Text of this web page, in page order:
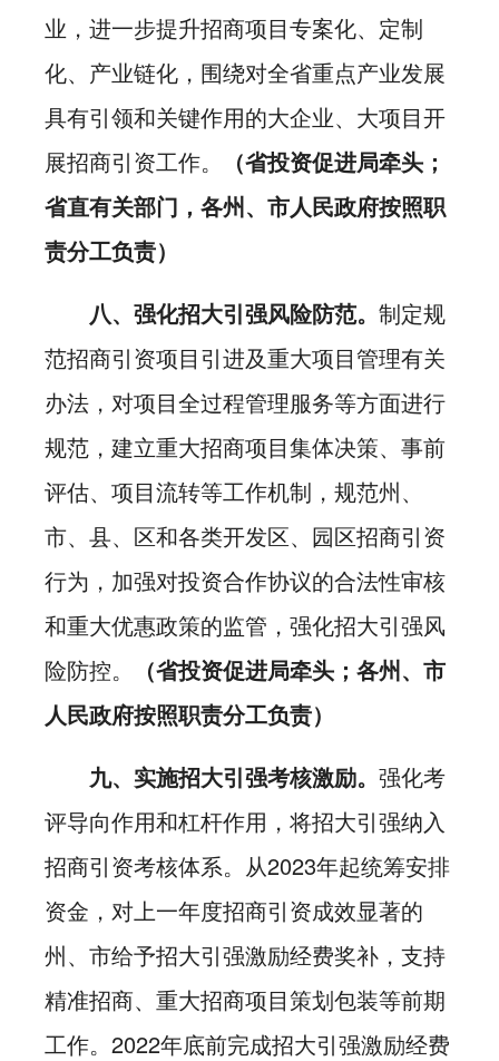
业，进一步提升招商项目专案化、定制
化、产业链化，围绕对全省重点产业发展
具有引领和关键作用的大企业、大项目开
展招商引资工作。
（省投资促进局牵头；
省直有关部门，各州、市人民政府按照职
责分工负责）
八、强化招大引强风险防范。 制定规
范招商引资项目引进及重大项目管理有关
办法，对项目全过程管理服务等方面进行
规范，建立重大招商项目集体决策、事前
评估、项目流转等工作机制，规范州、
市、县、区和各类开发区、园区招商引资
行为，加强对投资合作协议的合法性审核
和重大优惠政策的监管，强化招大引强风
险防控。
（省投资促进局牵头；各州、市
人民政府按照职责分工负责）
九、实施招大引强考核激励。 强化考
评导向作用和杠杆作用，将招大引强纳入
招商引资考核体系。从2023年起统筹安排
资金，对上一年度招商引资成效显著的
州、市给予招大引强激励经费奖补，支持
精准招商、重大招商项目策划包装等前期
工作。2022年底前完成招大引强激励经费